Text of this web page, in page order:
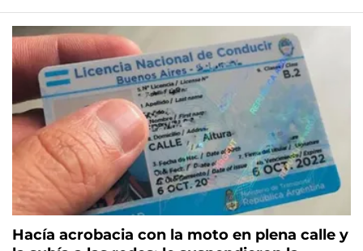
Hacía acrobacia con la moto en plena calle y